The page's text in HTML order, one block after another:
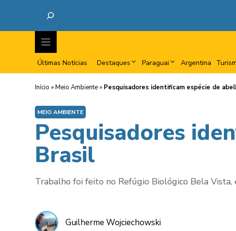
Últimas Notícias Destaques Paraguai Argentina
Início »Meio Ambiente » Pesquisadores identificam espécie de
MEIO AMBIENTE
Pesquisadores
Brasil
Trabalho foi feito no Refúgio Biológico Bela
Guilherme Wojciechowski